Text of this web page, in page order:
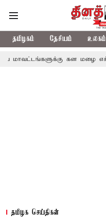
தமிழகம் தேசியம் உலகம்
கன மழை எச்சரிக்கை
தமிழக செய்திகள்